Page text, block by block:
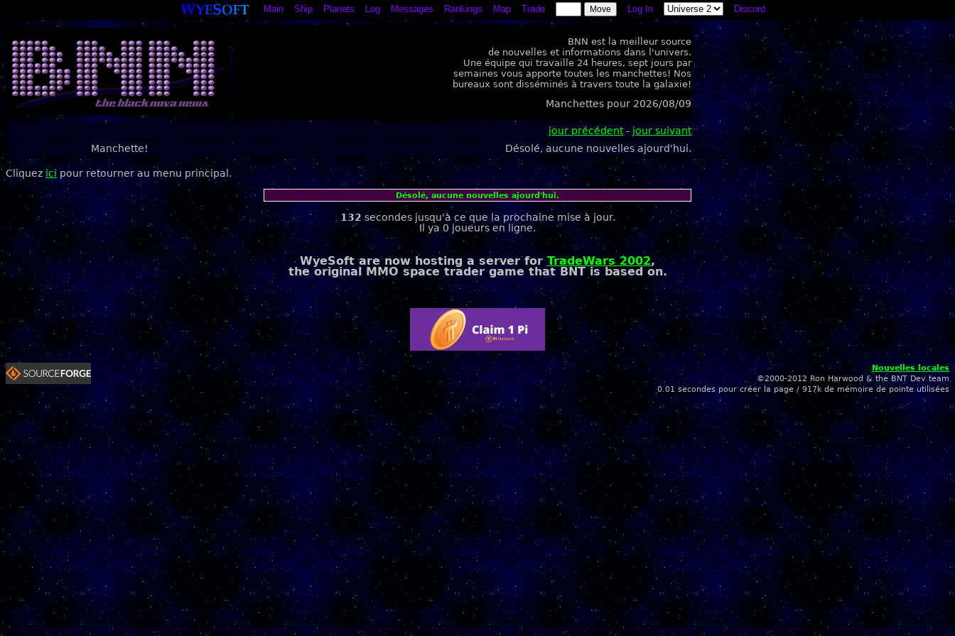
Main Ship Planets Log Messages Rankings Map Trade Log In Discord
BNN est la meilleur source
de nouvelles et informations dans l'univers.
Une équipe qui travaille 24 heures, sept jours par
semaines vous apporte toutes les manchettes! Nos
bureaux sont disséminés à travers toute la galaxie!
Manchettes pour 2026/08/09
jour précédent- jour suivant
Manchette!
Désolé, aucune nouvelles ajourd'hui.
Cliquez ici pour retourner au menu principal.
Désolé, aucune nouvelles ajourd'hui.
132 secondes jusqu'à ce que la prochaine mise à jour.
Il ya 0 joueurs en ligne.
WyeSoft are now hosting a server for TradeWars 2002,
the original MMO space trader game that BNT is based on.
Nouvelles locales
©2000-2012 Ron Harwood & the BNT Dev team
0.01 secondes pour créer la page / 917k de mémoire de pointe utilisées